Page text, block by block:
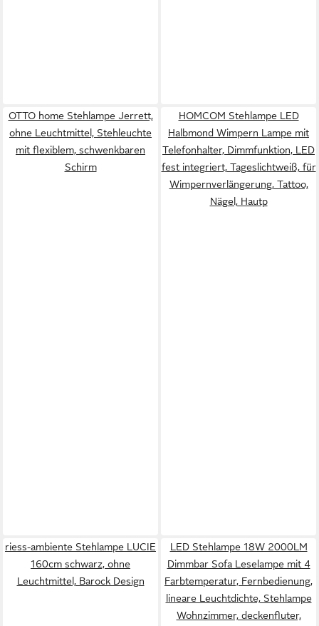
OTTO home Stehlampe Jerrett,
ohne Leuchtmittel, Stehleuchte
mit flexiblem, schwenkbaren
Schirm
HOMCOM Stehlampe LED
Halbmond Wimpern Lampe mit
Telefonhalter, Dimmfunktion, LED
fest integriert, Tageslichtweiß, für
Wimpernverlängerung, Tattoo,
Nägel, Hautp
riess-ambiente Stehlampe LUCIE
160cm schwarz, ohne
Leuchtmittel, Barock Design
LED Stehlampe 18W 2000LM
Dimmbar Sofa Leselampe mit 4
Farbtemperatur, Fernbedienung,
lineare Leuchtdichte, Stehlampe
Wohnzimmer, deckenfluter,